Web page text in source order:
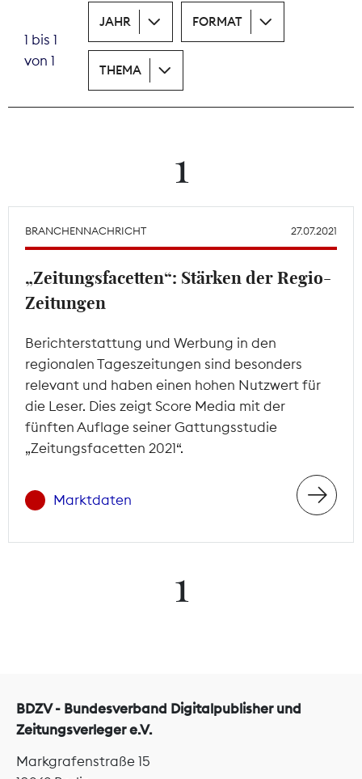
Recht
Tarifpolitik
Theodor-Wolff-Preis
Mitgliederbereich
1 bis 1
von 1
JAHR FORMAT
THEMA
1
BRANCHENNACHRICHT 27.07.2021
„Zeitungsfacetten“: Stärken der Regio-
Zeitungen
Berichterstattung und Werbung in den
regionalen Tageszeitungen sind besonders
relevant und haben einen hohen Nutzwert für
die Leser. Dies zeigt Score Media mit der
fünften Auflage seiner Gattungsstudie
„Zeitungsfacetten 2021“.
Marktdaten
1
BDZV - Bundesverband Digitalpublisher und
Zeitungsverleger e.V.
Markgrafenstraße 15